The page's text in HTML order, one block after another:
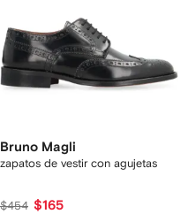
Bruno Magli
zapatos de vestir con agujetas
$454 $165